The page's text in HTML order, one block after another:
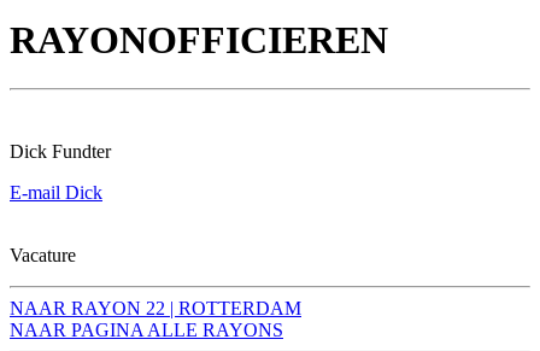
RAYONOFFICIEREN
Dick Fundter
E-mail Dick
Vacature
NAAR RAYON 22 | ROTTERDAM
NAAR PAGINA ALLE RAYONS